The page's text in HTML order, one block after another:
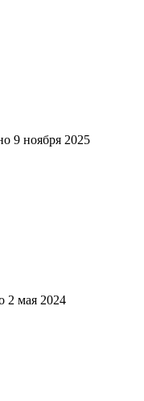
9 ноября 2025
2 мая 2024